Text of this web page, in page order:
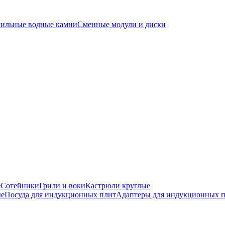
водные камниСменные модули и диски
СотейникиГрили и вокиКастрюли круглые
Посуда для индукционных плитАдаптеры для индукционных